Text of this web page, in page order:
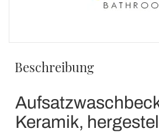
Beschreibung
Keramik,